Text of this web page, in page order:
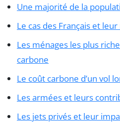
Une majorité de la
Le cas des Français et
Les ménages les plus
carbone
Le coût carbone d’un vol
Les armées et leurs
Les jets privés et leur